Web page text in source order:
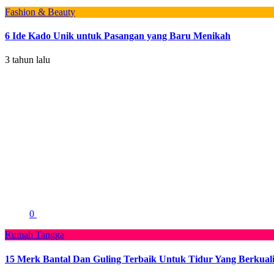
Fashion & Beauty
6 Ide Kado Unik untuk Pasangan yang Baru Menikah
3 tahun lalu
0
Rumah Tangga
15 Merk Bantal Dan Guling Terbaik Untuk Tidur Yang